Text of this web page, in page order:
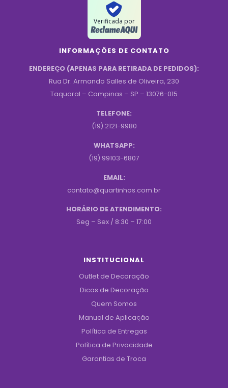
Verificada por
INFORMAÇÕES DE CONTATO
ENDEREÇO (APENAS PARA RETIRADA DE PEDIDOS):
Rua Dr. Armando Salles de Oliveira, 230
Taquaral – Campinas – SP – 13076-015
TELEFONE:
(19) 2121-9980
WHATSAPP:
(19) 99103-6807
EMAIL:
contato@quartinhos.com.br
HORÁRIO DE ATENDIMENTO:
Seg – Sex / 8:30 – 17:00
INSTITUCIONAL
Outlet de Decoração
Dicas de Decoração
Quem Somos
Manual de Aplicação
Política de Entregas
Política de Privacidade
Garantias de Troca